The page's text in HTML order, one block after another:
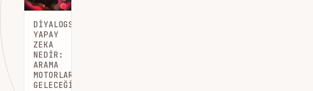
DIYALOGSAL
YAPAY
ZEKA
NEDIR:
ARAMA
MOTORLARININ
GELECEĞI